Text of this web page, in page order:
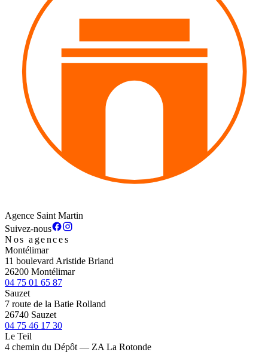
Agence Saint Martin
Suivez-nous
Nos agences
Montélimar
11 boulevard Aristide Briand
26200 Montélimar
04 75 01 65 87
Sauzet
7 route de la Batie Rolland
26740 Sauzet
04 75 46 17 30
Le Teil
4 chemin du Dépôt — ZA La Rotonde